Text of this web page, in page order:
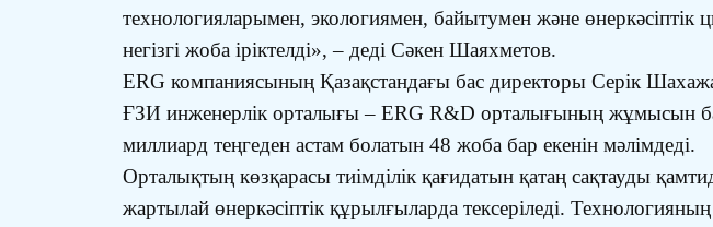
технологияларымен, экологиямен, байытумен және өнеркәсіптік
негізгі жоба іріктелді», – деді Сәкен Шаяхметов.
ERG компаниясының Қазақстандағы бас директоры Серік
ҒЗИ инженерлік орталығы – ERG R&D орталығының жұмысын
миллиард теңгеден астам болатын 48 жоба бар екенін мәлімдеді.
Орталықтың көзқарасы тиімділік қағидатын қатаң сақтауды
жартылай өнеркәсіптік құрылғыларда тексеріледі.